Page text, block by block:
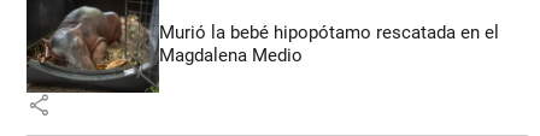
Murió la bebé hipopótamo rescatada en el
Magdalena Medio
share